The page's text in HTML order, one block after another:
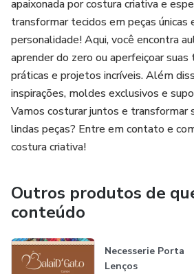
apaixonada por costura criativa e
transformar tecidos em peças únicas
personalidade! Aqui, você encontra
aprender do zero ou aperfeiçoar suas
práticas e projetos incríveis. Além
inspirações, moldes exclusivos e
Vamos costurar juntos e transformar
lindas peças? Entre em contato e
costura criativa!
Outros produtos de
conteúdo
Necesserie Porta
Lenços